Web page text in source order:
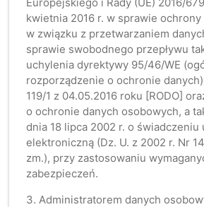
kwietnia 2016 r. w sprawie
w związku z przetwarzaniem
sprawie swobodnego przepływu
uchylenia dyrektywy 95/46/WE
rozporządzenie o ochronie
119/1 z 04.05.2016 roku [RODO]
o ochronie danych osobowych, a
dnia 18 lipca 2002 r. o świadczeniu
elektroniczną (Dz. U. z 2002 r. Nr
zm.), przy zastosowaniu
zabezpieczeń.
3. Administratorem danych